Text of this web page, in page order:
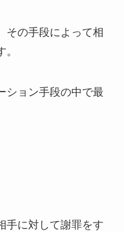
その手段によって相
ション手段の中で最
手に対して謝罪をす